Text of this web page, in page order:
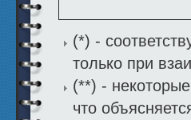
(*) -
только при
(**) -
что